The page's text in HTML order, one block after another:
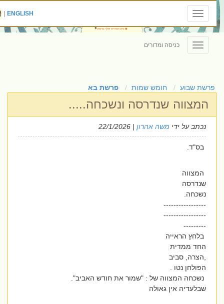
Toggle
navigation
ENGLISH
|
Toggle
navigation
כניסה ומדורים
פרשת שבוע חומש שמות פרשת בא
המצווה שנדרסה ונשכחה.....
נכתב על ידימשה אהרון| 22/1/2026
בס"ד.
המצווה
שנדרסה
נשכחה.
-----------------
-----------------
---------
בלחץ הראייה
החד ממדית
,הצרה, סביב
הפולחן נטו .
נשכחה המצווה של : "שמור את חודש האביב".
שבלעדיה אין גאולה